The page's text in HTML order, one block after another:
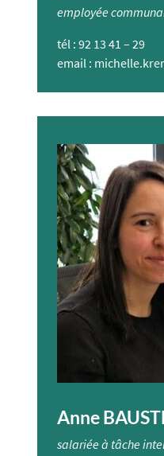
employée
tél : 92 13 41 – 29
email :
Anne
salariée à tâche